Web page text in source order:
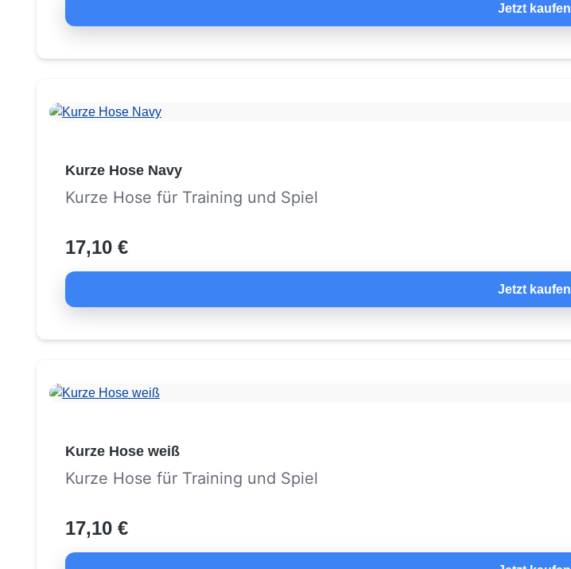
Jetzt kaufen
Kurze Hose Navy
Kurze Hose für Training und Spiel
17,10 €
Jetzt kaufen
Kurze Hose weiß
Kurze Hose für Training und Spiel
17,10 €